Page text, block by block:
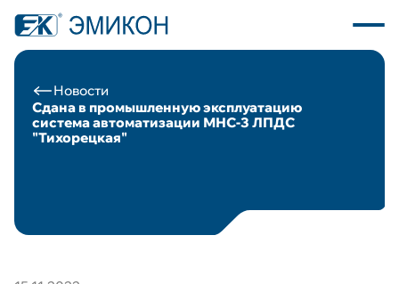
О компании
Программное обеспечение
Новости
Сдана в промышленную эксплуатацию
система автоматизации МНС-3 ЛПДС
"Тихорецкая"